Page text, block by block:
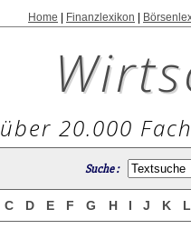
Home Finanzlexikon
über 20.000
Suche :
C D E F G H I J K